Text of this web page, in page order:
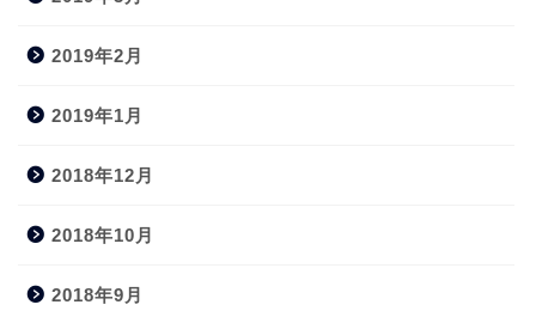
2019年2月
2019年1月
2018年12月
2018年10月
2018年9月